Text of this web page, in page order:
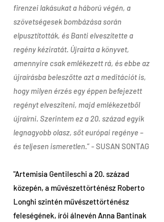
firenzei lakásukat a háború végén, a
szövetségesek bombázása során
elpusztították, és Banti elveszítette a
regény kéziratát. Újraírta a könyvet,
amennyire csak emlékezett rá, és ebbe az
újraírásba beleszőtte azt a meditációt is,
hogy milyen érzés egy éppen befejezett
regényt elveszíteni, majd emlékezetből
újraírni. Szerintem ez a 20. század egyik
legnagyobb olasz, sőt európai regénye –
és teljesen ismeretlen.” - SUSAN SONTAG
"Artemisia Gentileschi a 20. század
közepén, a művészettörténész Roberto
Longhi szintén művészettörténész
feleségének, írói álnevén Anna Bantinak